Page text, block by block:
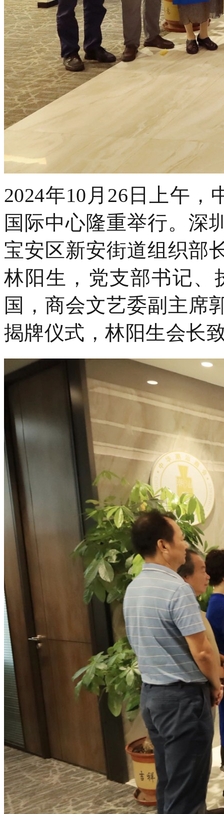
2024年10月26日上午
国际中心隆重举行。深
宝安区新安街道组织部
林阳生，党支部书记、
国，商会文艺委副主席
揭牌仪式，林阳生会长